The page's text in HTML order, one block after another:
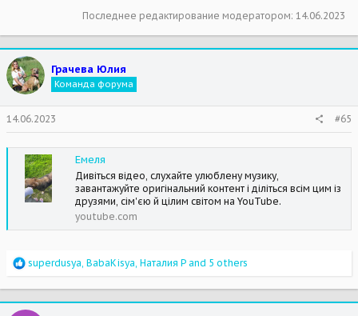
Последнее редактирование модератором: 14.06.2023
Грачева Юлия
Команда форума
14.06.2023 #65
Емеля
Дивіться відео, слухайте улюблену музику,
завантажуйте оригінальний контент і діліться всім цим із
друзями, сім'єю й цілим світом на YouTube.
youtube.com
R
a
c
t
superdusya, BabaKisya, Наталия Р and 5 others